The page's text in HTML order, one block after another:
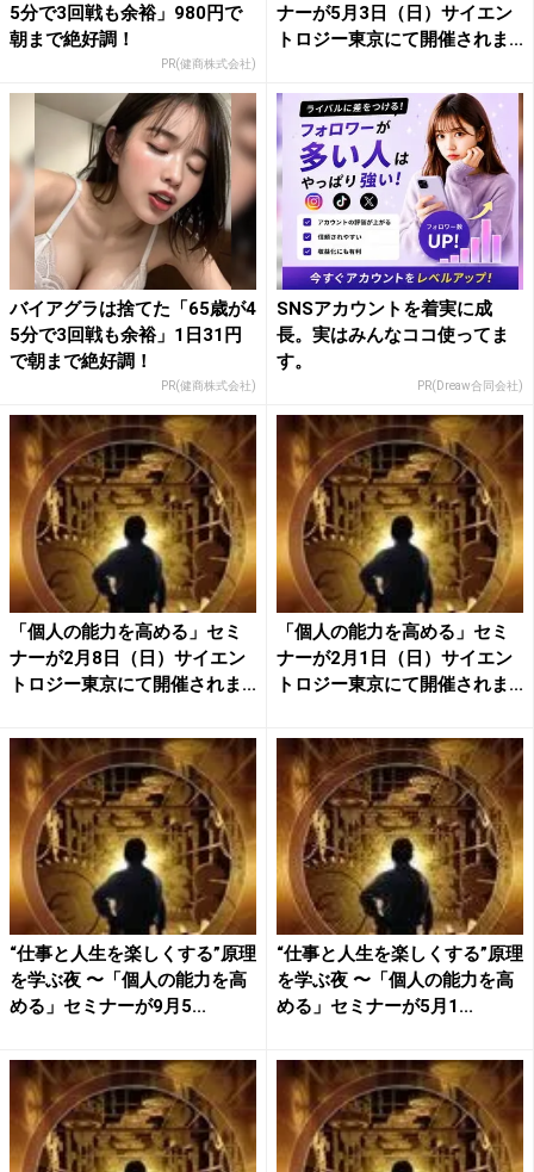
5分で3回戦も余裕」980円で
朝まで絶好調！
PR(健商株式会社)
ナーが5月3日（日）サイエン
トロジー東京にて開催されま...
バイアグラは捨てた「65歳が4
5分で3回戦も余裕」1日31円
で朝まで絶好調！
PR(健商株式会社)
SNSアカウントを着実に成
長。実はみんなココ使ってま
す。
PR(Dreaw合同会社)
「個人の能力を高める」セミ
ナーが2月8日（日）サイエン
トロジー東京にて開催されま...
「個人の能力を高める」セミ
ナーが2月1日（日）サイエン
トロジー東京にて開催されま...
“仕事と人生を楽しくする”原理
を学ぶ夜 〜「個人の能力を高
める」セミナーが9月5...
“仕事と人生を楽しくする”原理
を学ぶ夜 〜「個人の能力を高
める」セミナーが5月1...